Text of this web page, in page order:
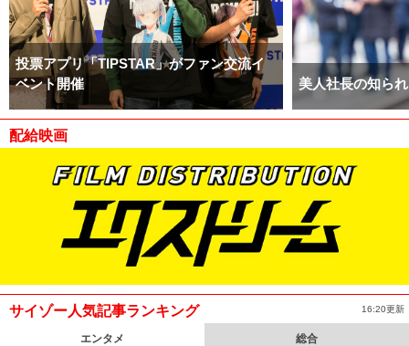
投票アプリ「TIPSTAR」がファン交流イ
ベント開催
美人社長の知ら
配給映画
サイゾー人気記事ランキング 16:20更新
エンタメ 総合